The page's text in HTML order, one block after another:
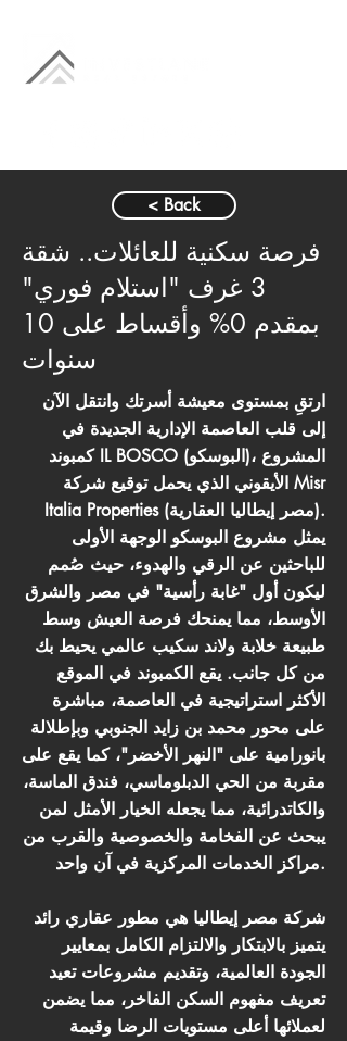
< Back
فرصة سكنية للعائلات.. شقة
3 غرف "استلام فوري"
بمقدم 0% وأقساط على 10
سنوات
ارتقِ بمستوى معيشة أسرتك وانتقل الآن
إلى قلب العاصمة الإدارية الجديدة في
كمبوند IL BOSCO (البوسكو)، المشروع
الأيقوني الذي يحمل توقيع شركة Misr
Italia Properties (مصر إيطاليا العقارية).
يمثل مشروع البوسكو الوجهة الأولى
للباحثين عن الرقي والهدوء، حيث صُمم
ليكون أول "غابة رأسية" في مصر والشرق
الأوسط، مما يمنحك فرصة العيش وسط
طبيعة خلابة ولاند سكيب عالمي يحيط بك
من كل جانب. يقع الكمبوند في الموقع
الأكثر استراتيجية في العاصمة، مباشرة
على محور محمد بن زايد الجنوبي وبإطلالة
بانورامية على "النهر الأخضر"، كما يقع على
مقربة من الحي الدبلوماسي، فندق الماسة،
والكاتدرائية، مما يجعله الخيار الأمثل لمن
يبحث عن الفخامة والخصوصية والقرب من
مراكز الخدمات المركزية في آن واحد.
شركة مصر إيطاليا هي مطور عقاري رائد
يتميز بالابتكار والالتزام الكامل بمعايير
الجودة العالمية، وتقديم مشروعات تعيد
تعريف مفهوم السكن الفاخر، مما يضمن
لعملائها أعلى مستويات الرضا وقيمة